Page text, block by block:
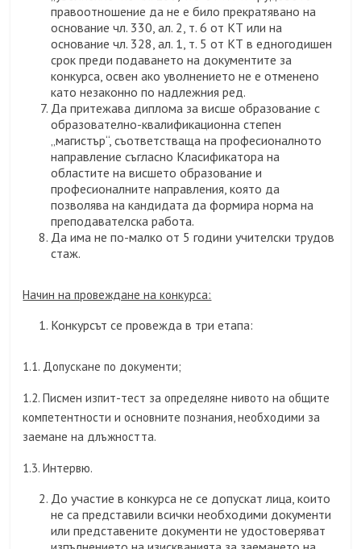
правоотношение да не е било прекратявано на
основание чл. 330, ал. 2, т. 6 от КТ или на
основание чл. 328, ал. 1, т. 5 от КТ в едногодишен
срок преди подаването на документите за
конкурса, освен ако уволнението не е отменено
като незаконно по надлежния ред.
Да притежава диплома за висше образование с
образователно-квалификационна степен
„магистър“, съответстваща на професионалното
направление съгласно Класификатора на
областите на висшето образование и
професионалните направления, която да
позволява на кандидата да формира норма на
преподавателска работа.
Да има не по-малко от 5 години учителски трудов
стаж.
Начин на провеждане на конкурса:
Конкурсът се провежда в три етапа:
1.1. Допускане по документи;
1.2. Писмен изпит-тест за определяне нивото на общите
компетентности и основните познания, необходими за
заемане на длъжността.
1.3. Интервю.
До участие в конкурса не се допускат лица, които
не са представили всички необходими документи
или представените документи не удостоверяват